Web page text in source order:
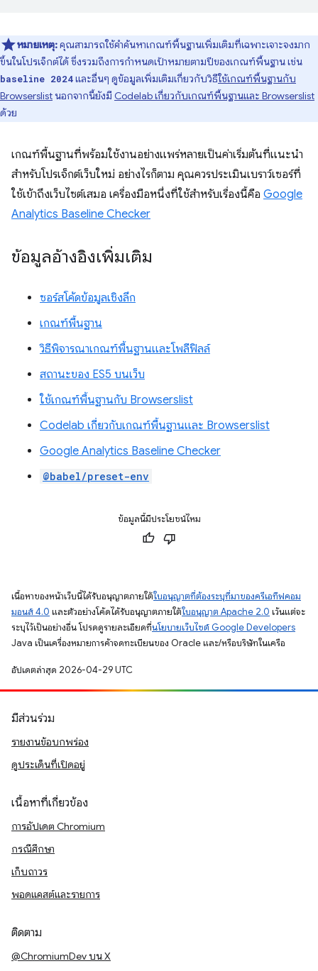
หมายเหตุ:คุณสามารถใช้คําค้นหาเกณฑ์พื้นฐานเพิ่มเติมที่เฉพาะเจาะจงมาก
ขึ้นในโปรเจ็กต์ได้ ซึ่งรวมถึงการกำหนดเป้าหมายตามปีของเกณฑ์พื้นฐาน เช่น
baseline 2024และอื่นๆ ดูข้อมูลเพิ่มเติมเกี่ยวกับวิธีใช้เกณฑ์พื้นฐานกับ
Browserslist นอกจากนี้ยังมี Codelab เกี่ยวกับเกณฑ์พื้นฐานและ Browserslist
ด้วย
เกณฑ์พื้นฐานที่พร้อมใช้งานอย่างแพร่หลายเป็นค่าเริ่มต้นที่แนะนำ
สำหรับโปรเจ็กต์เว็บใหม่ อย่างไรก็ตาม คุณควรประเมินเบราว์เซอร์ที่
ใช้เข้าถึงเว็บไซต์เสมอ เครื่องมือหนึ่งที่ใช้สำหรับเรื่องนี้คือ Google
Analytics Baseline Checker
ข้อมูลอ้างอิงเพิ่มเติม
ซอร์สโค้ดข้อมูลเชิงลึก
เกณฑ์พื้นฐาน
วิธีพิจารณาเกณฑ์พื้นฐานและโพลีฟิลล์
สถานะของ ES5 บนเว็บ
ใช้เกณฑ์พื้นฐานกับ Browserslist
Codelab เกี่ยวกับเกณฑ์พื้นฐานและ Browserslist
Google Analytics Baseline Checker
@babel/preset-env
ข้อมูลนี้มีประโยชน์ไหม
เนื้อหาของหน้าเว็บนี้ได้รับอนุญาตภายใต้ใบอนุญาตที่ต้องระบุที่มาของครีเอทีฟคอม
มอนส์ 4.0 และตัวอย่างโค้ดได้รับอนุญาตภายใต้ใบอนุญาต Apache 2.0 เว้นแต่จะ
ระบุไว้เป็นอย่างอื่น โปรดดูรายละเอียดที่นโยบายเว็บไซต์ Google Developers
Java เป็นเครื่องหมายการค้าจดทะเบียนของ Oracle และ/หรือบริษัทในเครือ
อัปเดตล่าสุด 2026-04-29 UTC
มีส่วนร่วม
รายงานข้อบกพร่อง
ดูประเด็นที่เปิดอยู่
เนื้อหาที่เกี่ยวข้อง
การอัปเดต Chromium
กรณีศึกษา
เก็บถาวร
พอดแคสต์และรายการ
ติดตาม
@ChromiumDev บน X